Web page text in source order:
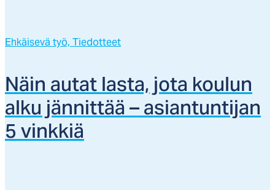
Ehkäisevä työ, Tiedotteet
Näin au­tat las­ta, jo­ta kou­lun
al­ku jän­nit­tää – asian­tun­ti­jan
5 vink­kiä